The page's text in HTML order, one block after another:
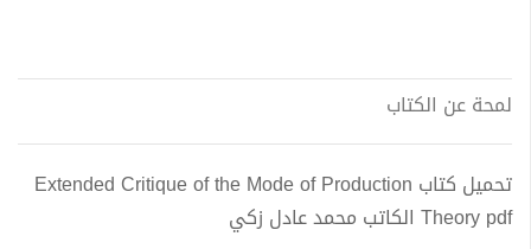
لمحة عن الكتاب
تحميل كتاب Extended Critique of the Mode of Production
Theory pdf الكاتب محمد عادل زكي